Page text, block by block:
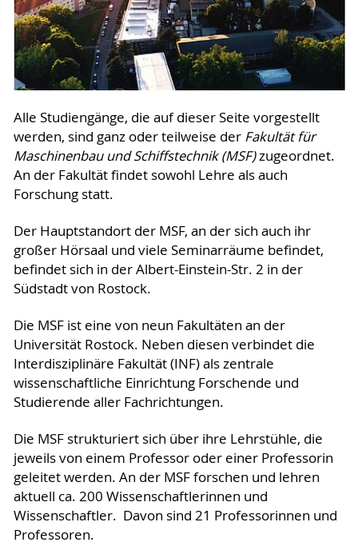
Alle Studiengänge, die auf dieser Seite vorgestellt
werden, sind ganz oder teilweise derFakultät für
Maschinenbau und Schiffstechnik (MSF)zugeordnet.
An der Fakultät findet sowohl Lehre als auch
Forschung statt.
Der Hauptstandort der MSF, an der sich auch ihr
großer Hörsaal und viele Seminarräume befindet,
befindet sich in der Albert-Einstein-Str. 2 in der
Südstadt von Rostock.
Die MSF ist eine von neun Fakultäten an der
Universität Rostock. Neben diesen verbindet die
Interdisziplinäre Fakultät (INF) als zentrale
wissenschaftliche Einrichtung Forschende und
Studierende aller Fachrichtungen.
Die MSF strukturiert sich über ihre Lehrstühle, die
jeweils von einem Professor oder einer Professorin
geleitet werden. An der MSF forschen und lehren
aktuell ca. 200 Wissenschaftlerinnen und
Wissenschaftler. Davon sind 21 Professorinnen und
Professoren.